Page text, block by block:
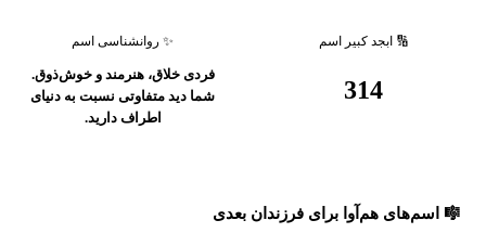
🔢 ابجد کبیر اسم
314
✨ روانشناسی اسم
فردی خلاق، هنرمند و خوش‌ذوق.
شما دید متفاوتی نسبت به دنیای
اطراف دارید.
🎼 اسم‌های هم‌آوا برای فرزندان بعدی